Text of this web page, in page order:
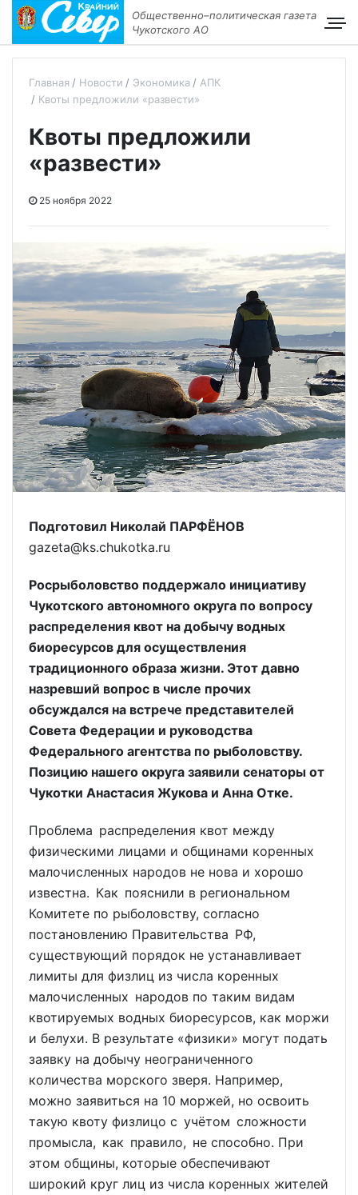
Общественно–политическая газета
Чукотского АО
Главная Новости Экономика
АПК
Квоты предложили «развести»
Квоты предложили
«развести»
25 ноября 2022
Подготовил Николай ПАРФЁНОВ
gazeta@ks.chukotka.ru
Росрыболовство поддержало инициативу
Чукотского автономного округа по вопросу
распределения квот на добычу водных
биоресурсов для осуществления
традиционного образа жизни. Этот давно
назревший вопрос в числе прочих
обсуждался на встрече представителей
Совета Федерации и руководства
Федерального агентства по рыболовству.
Позицию нашего округа заявили сенаторы от
Чукотки Анастасия Жукова и Анна Отке.
Проблема распределения квот между
физическими лицами и общинами коренных
малочисленных народов не нова и хорошо
известна. Как пояснили в региональном
Комитете по рыболовству, согласно
постановлению Правительства РФ,
существующий порядок не устанавливает
лимиты для физлиц из числа коренных
малочисленных народов по таким видам
квотируемых водных биоресурсов, как моржи
и белухи. В результате «физики» могут подать
заявку на добычу неограниченного
количества морского зверя. Например,
можно заявиться на 10 моржей, но освоить
такую квоту физлицо с учётом сложности
промысла, как правило, не способно. При
этом общины, которые обеспечивают
широкий круг лиц из числа коренных жителей